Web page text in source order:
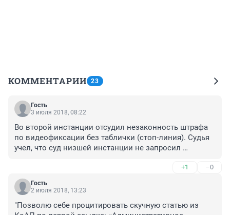
КОММЕНТАРИИ 23
Гость
3 июля 2018, 08:22
Во второй инстанции отсудил незаконность штрафа
по видеофиксации без таблички (стоп-линия). Судья
учел, что суд низшей инстанции не запросил
переоборудованию участка дороги , где было
совершено правонарушение. 3 месяца возни по
судам - но дело принципа. Прецендент создан.
+1 –0
Гость
2 июля 2018, 13:23
"Позволю себе процитировать скучную статью из